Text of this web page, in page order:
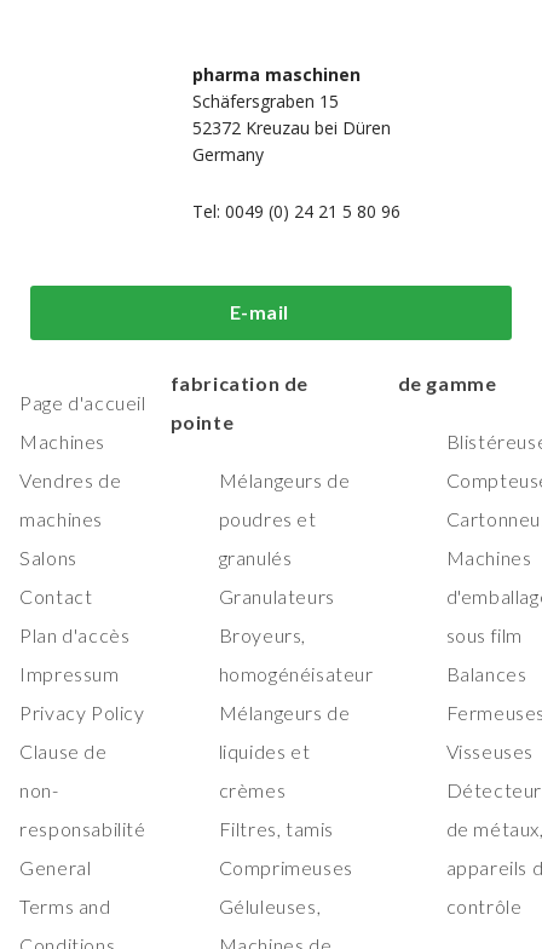
pharma maschinen
Schäfersgraben 15
52372 Kreuzau bei Düren
Germany
Tel: 0049 (0) 24 21 5 80 96
E-mail
Page d'accueil
Machines
Vendres de
machines
Salons
Contact
Plan d'accès
Impressum
Privacy Policy
Clause de
non-
responsabilité
General
Terms and
Machines de
traitement et de
fabrication de
pointe
Mélangeurs de
poudres et
granulés
Granulateurs
Broyeurs,
homogénéisateur
Mélangeurs de
liquides et
crèmes
Filtres, tamis
Comprimeuses
Géluleuses,
d'emballage
de gamme
Machines
sous film
Balances
Visseuses
de
appareils
contrôle